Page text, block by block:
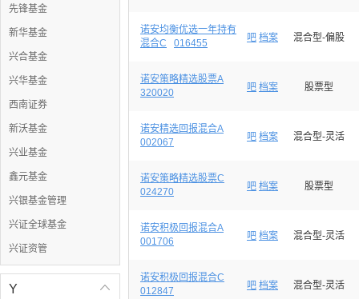
先锋基金
新华基金
兴合基金
兴华基金
西南证券
新沃基金
兴业基金
鑫元基金
兴银基金管理
兴证全球基金
兴证资管

Y
诺安均衡优选一年持有
混合C
016455 吧 档案 混合型-偏股
诺安策略精选股票A
320020
吧 档案 股票型
诺安精选回报混合A
002067
吧 档案 混合型-灵活
诺安策略精选股票C
024270
吧 档案 股票型
诺安积极回报混合A
001706
吧 档案 混合型-灵活
诺安积极回报混合C
012847
吧 档案 混合型-灵活